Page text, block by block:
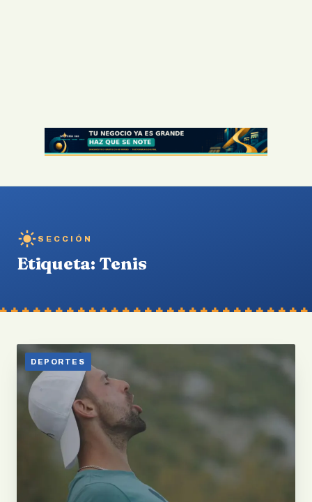
SECCIÓN
Etiqueta: Tenis
DEPORTES